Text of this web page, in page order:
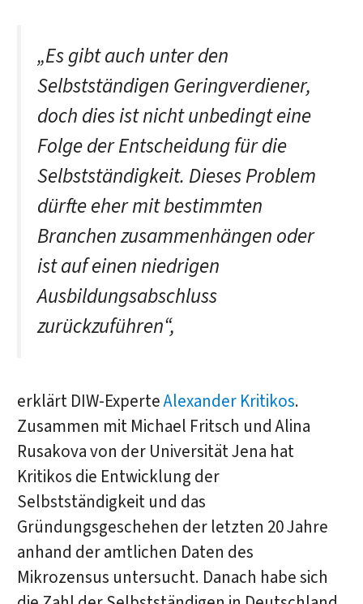
„Es gibt auch unter den
Selbstständigen Geringverdiener,
doch dies ist nicht unbedingt eine
Folge der Entscheidung für die
Selbstständigkeit. Dieses Problem
dürfte eher mit bestimmten
Branchen zusammenhängen oder
ist auf einen niedrigen
Ausbildungsabschluss
zurückzuführen“,
erklärt DIW-ExperteAlexander Kritikos.
Zusammen mit Michael Fritsch und Alina
Rusakova von der Universität Jena hat
Kritikos die Entwicklung der
Selbstständigkeit und das
Gründungsgeschehen der letzten 20 Jahre
anhand der amtlichen Daten des
Mikrozensus untersucht. Danach habe sich